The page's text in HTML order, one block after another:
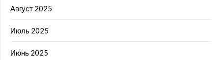
Август 2025
Июль 2025
Июнь 2025